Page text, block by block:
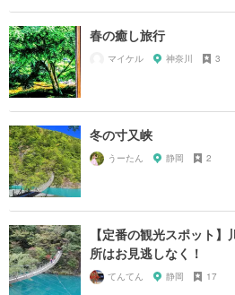
春の癒し旅行
マイケル 神奈川 3
冬の寸又峡
うーたん 静岡 2
【定番の観光スポット
所はお見逃しなく！
てんてん 静岡 17